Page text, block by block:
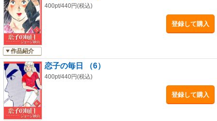
作品紹介
400pt/440円(税込)
登録して購入
恋子の毎日 （6）
400pt/440円(税込)
登録して購入